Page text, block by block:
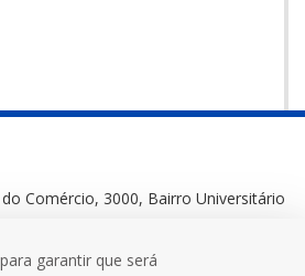
do Comércio, 3000, Bairro Universitário
+55 (55) 3332 0572
garantir que será